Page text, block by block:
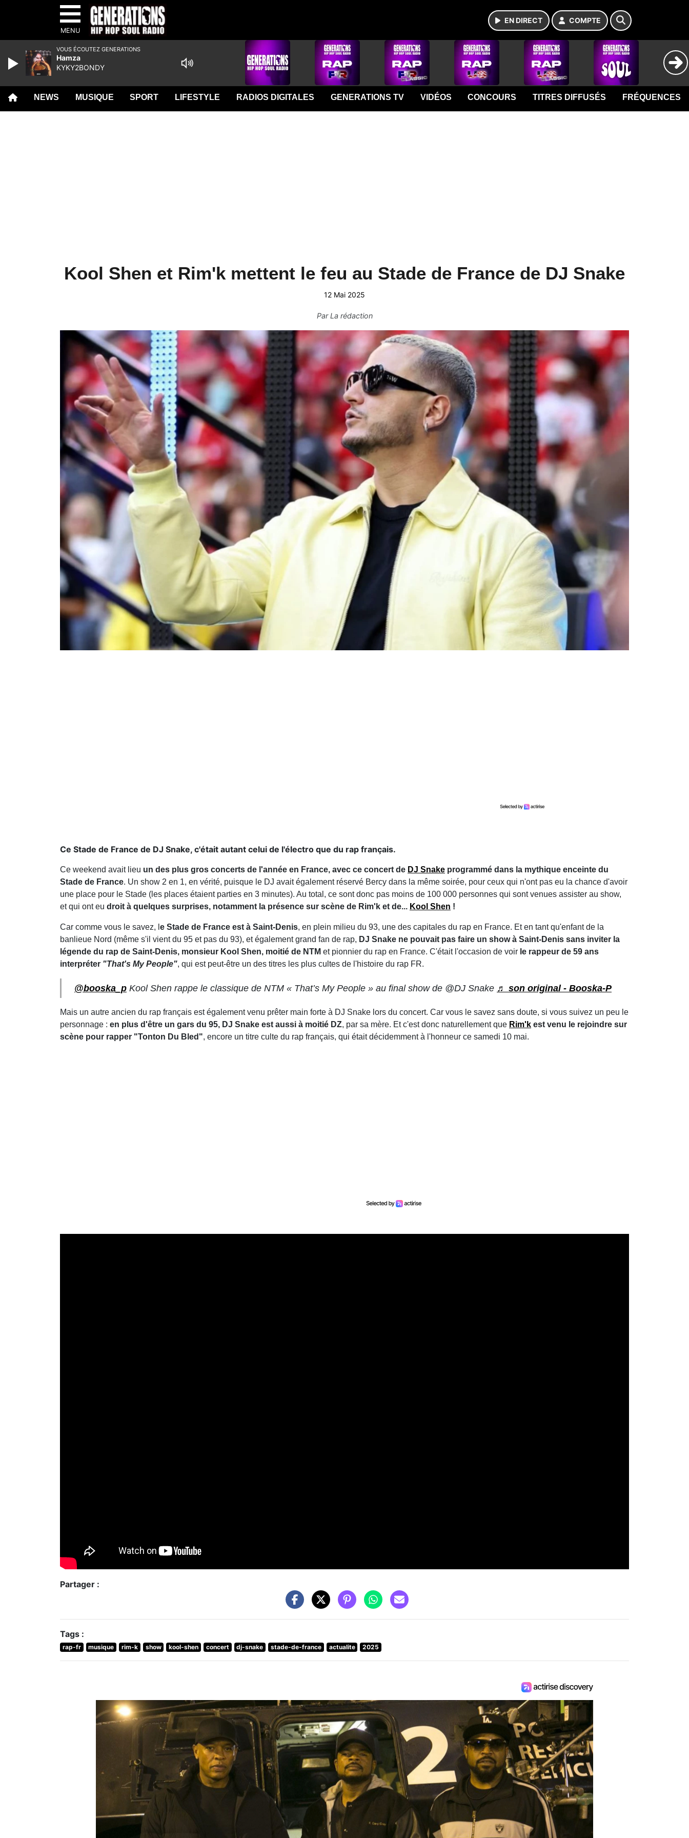
MENU
EN DIRECT COMPTE
NEWS MUSIQUE SPORT LIFESTYLE RADIOS DIGITALES GENERATIONS TV VIDÉOS CONCOURS TITRES DIFFUSÉS FRÉQUENCES
Kool Shen et Rim'k mettent le feu au Stade de France de DJ Snake
12 Mai 2025
ParLa rédaction
Ce Stade de France de DJ Snake, c'était autant celui de l'électro que du rap français.
Ce weekend avait lieu un des plus gros concerts de l'année en France, avec ce concert de DJ Snake programmé dans la mythique enceinte du
Stade de France. Un show 2 en 1, en vérité, puisque le DJ avait également réservé Bercy dans la même soirée, pour ceux qui n'ont pas eu la chance d'avoir
une place pour le Stade (les places étaient parties en 3 minutes). Au total, ce sont donc pas moins de 100 000 personnes qui sont venues assister au show,
et qui ont eu droit à quelques surprises, notamment la présence sur scène de Rim'k et de... Kool Shen !
Car comme vous le savez, l e Stade de France est à Saint-Denis, en plein milieu du 93, une des capitales du rap en France. Et en tant qu'enfant de la
banlieue Nord (même s'il vient du 95 et pas du 93), et également grand fan de rap, DJ Snake ne pouvait pas faire un show à Saint-Denis sans inviter la
légende du rap de Saint-Denis, monsieur Kool Shen, moitié de NTM et pionnier du rap en France. C'était l'occasion de voir le rappeur de 59 ans
interpréter "That's My People", qui est peut-être un des titres les plus cultes de l'histoire du rap FR.
@booska_p Kool Shen rappe le classique de NTM « That’s My People » au final show de @DJ Snake ♬ son original - Booska-P
Mais un autre ancien du rap français est également venu prêter main forte à DJ Snake lors du concert. Car vous le savez sans doute, si vous suivez un peu le
personnage : en plus d'être un gars du 95, DJ Snake est aussi à moitié DZ, par sa mère. Et c'est donc naturellement que Rim'k est venu le rejoindre sur
scène pour rapper "Tonton Du Bled", encore un titre culte du rap français, qui était décidemment à l'honneur ce samedi 10 mai.
Partager :
Tags :
rap-fr musique rim-k show kool-shen concert dj-snake stade-de-france actualite 2025
VOUS ÉCOUTEZ GENERATIONS
Hamza
KYKY2BONDY